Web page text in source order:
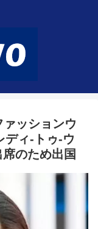
ッションウ
ディ-トゥ-ウ
のため出国